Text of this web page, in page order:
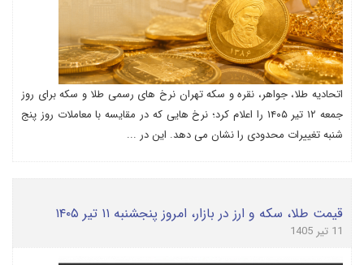
اتحادیه طلا، جواهر، نقره و سکه تهران نرخ های رسمی طلا و سکه برای روز
جمعه ۱۲ تیر ۱۴۰۵ را اعلام کرد؛ نرخ هایی که در مقایسه با معاملات روز پنج
شنبه تغییرات محدودی را نشان می دهد. این در ...
قیمت طلا، سکه و ارز در بازار، امروز پنجشنبه ۱۱ تیر ۱۴۰۵
11 تیر 1405